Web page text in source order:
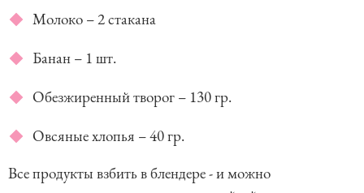
Молоко – 2 стакана
Банан – 1 шт.
Обезжиренный творог – 130 гр.
Овсяные хлопья – 40 гр.
Все продукты взбить в блендере - и можно